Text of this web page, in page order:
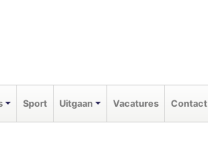
Sport Uitgaan Vacatures Contact